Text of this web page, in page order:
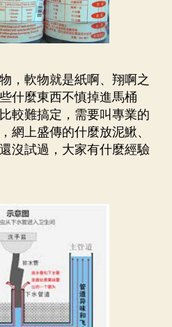
，軟物就是紙啊、翔啊之
什麼東西不慎掉進馬桶
較難搞定，需要叫專業的
網上盛傳的什麼放泥鰍、
沒試過，大家有什麼經驗